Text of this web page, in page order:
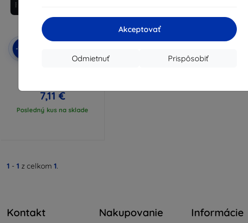
Akceptovať
Prispôsobiť
Odmietnuť
-10%
7,11 €
Posledný kus na sklade
1 - 1 z celkom 1.
Kontakt Nakupovanie Informácie